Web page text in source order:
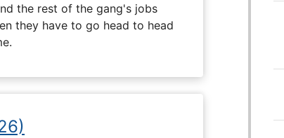
the rest of the gang's jobs
they have to go head to head